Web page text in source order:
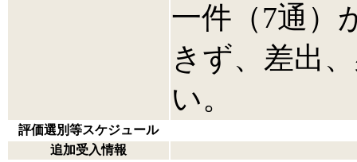
一件（7通）
きず、差出
い。
評価選別等スケジュール
追加受入情報